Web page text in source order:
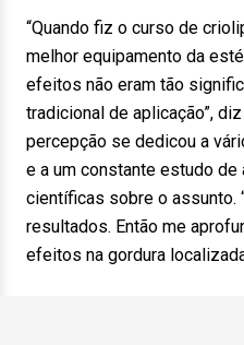
“Quando fiz o curso de
melhor equipamento da
efeitos não eram tão
tradicional de aplicação”,
percepção se dedicou a
e a um constante estudo
científicas sobre o assunto.
resultados. Então me
efeitos na gordura